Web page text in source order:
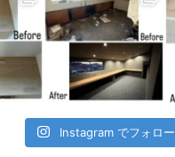
Instagram でフォロー